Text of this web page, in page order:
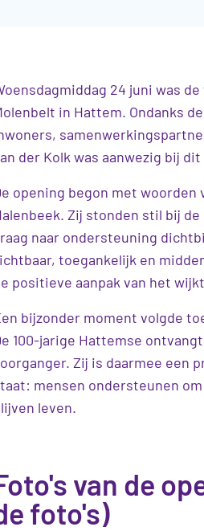
24 juni was
in Hattem. Ondanks
der Kolk was aanwezig bij dit
opening begon met
Zij stonden stil bij
naar ondersteuning
toegankelijk en
positieve aanpak van het
bijzonder moment volgde
100-jarige Hattemse
Zij is daarmee een
mensen ondersteunen
leven.
van de
foto's)